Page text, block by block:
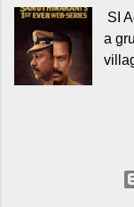
ஜான்
SI
a